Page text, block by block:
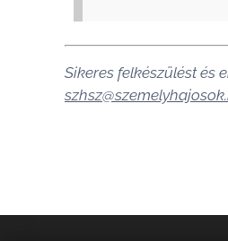
Sikeres felkészülést és